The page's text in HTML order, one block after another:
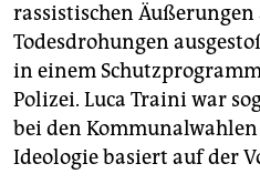
rassistischen
Todesdrohungen
in einem
Polizei. Luca Traini war
bei den
Ideologie basiert auf der